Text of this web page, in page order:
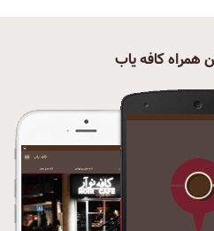
همراه کافه یاب